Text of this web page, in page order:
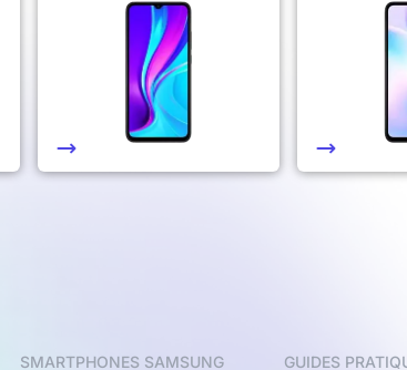
SMARTPHONES SAMSUNG GUIDES